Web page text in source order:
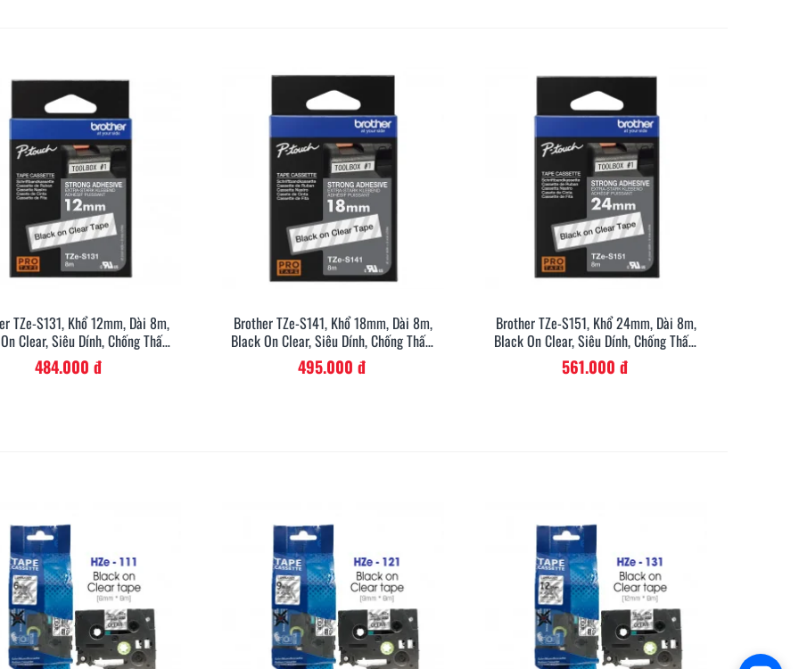
Xem Nhanh
TZe-S131, Khổ 12mm, Dài 8m,
Clear, Siêu Dính, Chống Thấm
Nước
484.000 đ
Xem Nhanh
Brother TZe-S141, Khổ 18mm, Dài 8m,
Black On Clear, Siêu Dính, Chống Thấm
Nước
495.000 đ
Xem Nhanh
Brother TZe-S151, Khổ 24mm, Dài 8m,
Black On Clear, Siêu Dính, Chống Thấm
Nước
561.000 đ